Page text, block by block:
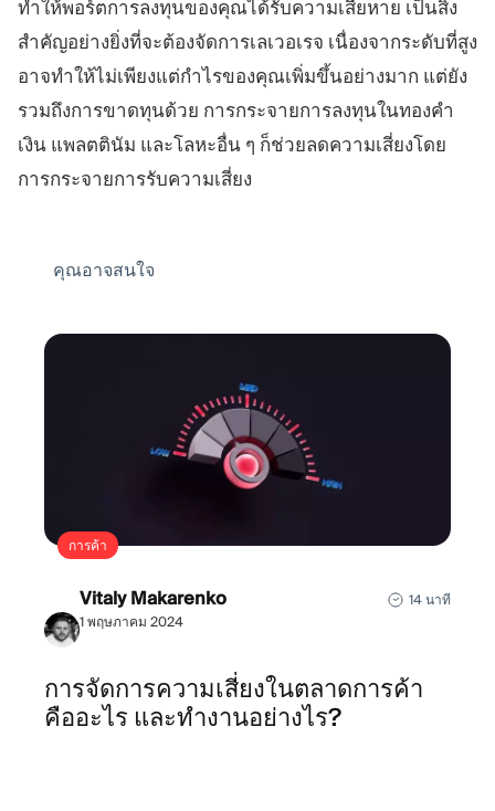
ทำให้พอร์ตการลงทุนของคุณได้รับความเสียหาย เป็นสิ่ง
สำคัญอย่างยิ่งที่จะต้องจัดการเลเวอเรจ เนื่องจากระดับที่สูง
อาจทำให้ไม่เพียงแต่กำไรของคุณเพิ่มขึ้นอย่างมาก แต่ยัง
รวมถึงการขาดทุนด้วย การกระจายการลงทุนในทองคำ
เงิน แพลตตินัม และโลหะอื่น ๆ ก็ช่วยลดความเสี่ยงโดย
การกระจายการรับความเสี่ยง
คุณอาจสนใจ
การค้า
Vitaly Makarenko
1 พฤษภาคม 2024
14 นาที
การจัดการความเสี่ยงในตลาดการค้า
คืออะไร และทำงานอย่างไร?